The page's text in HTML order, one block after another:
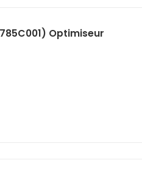
Optimiseur